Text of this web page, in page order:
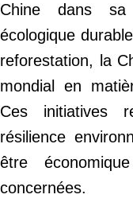
Chine dans sa
écologique
reforestation, la
mondial en
Ces initiatives
résilience
être
concernées.